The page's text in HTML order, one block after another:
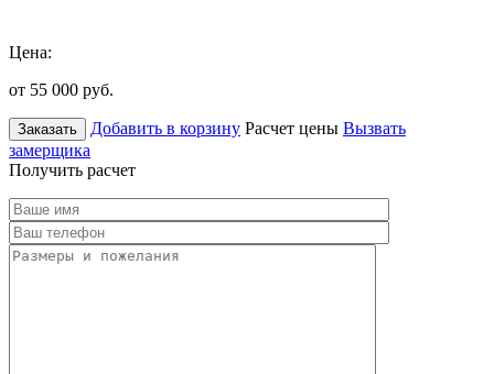
Цена:
от 55 000 руб.
Заказать Добавить в корзину Расчет цены Вызвать
замерщика
Получить расчет